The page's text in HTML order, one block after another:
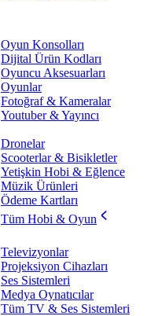
Oyun Konsolları
Dijital Ürün Kodları
Oyuncu Aksesuarları
Oyunlar
Fotoğraf & Kameralar
Youtuber & Yayıncı
Dronelar
Scooterlar & Bisikletler
Yetişkin Hobi & Eğlence
Müzik Ürünleri
Ödeme Kartları
Tüm Hobi & Oyun
Televizyonlar
Projeksiyon Cihazları
Ses Sistemleri
Medya Oynatıcılar
Tüm TV & Ses Sistemleri